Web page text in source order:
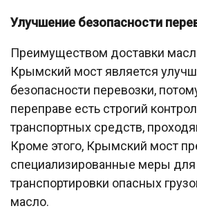
Улучшение безопасности
Преимуществом доставки
Крымский мост является
безопасности перевозки,
переправе есть строгий
транспортных средств,
Кроме этого, Крымский мост
специализированные меры для
транспортировки опасных
масло.